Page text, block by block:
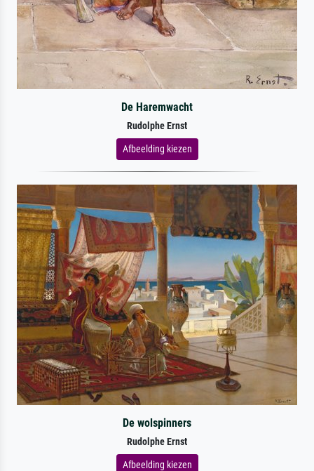
De Haremwacht
Rudolphe Ernst
Afbeelding kiezen
De wolspinners
Rudolphe Ernst
Afbeelding kiezen